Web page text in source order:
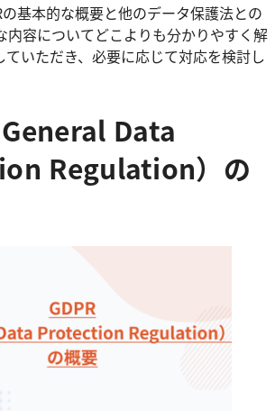
基本的な概要と他のデータ保護法との
内容についてどこよりも分かりやすく解
ていただき、必要に応じて対応を検討し
Data
Regulation）の